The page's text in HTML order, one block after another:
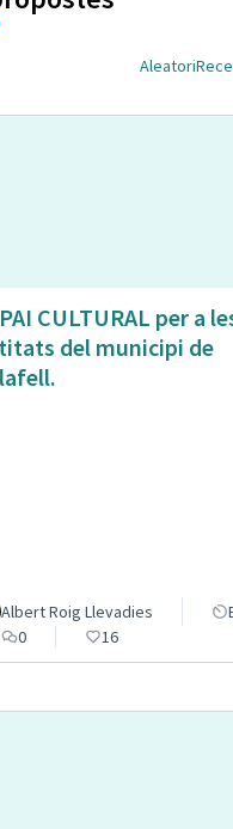
Aleatori
CULTURAL per a
del municipi de
Albert Roig Llevadies
0
16